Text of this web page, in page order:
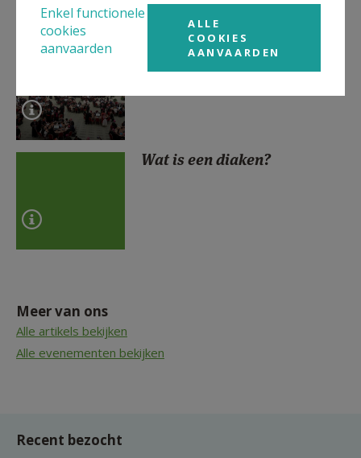
Vlaamse diaken op
Wat is een diaken?
Meer van ons
Alle artikels bekijken
Alle evenementen bekijken
Recent bezocht
Enkel functionele
cookies
aanvaarden
ALLE
COOKIES
AANVAARDEN